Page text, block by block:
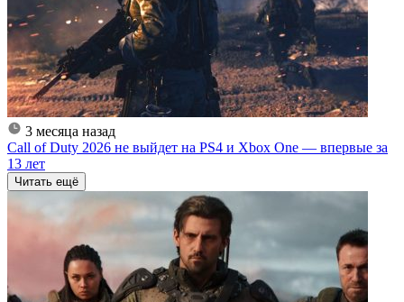
3 месяца назад
Call of Duty 2026 не выйдет на PS4 и Xbox One — впервые за
13 лет
Читать ещё